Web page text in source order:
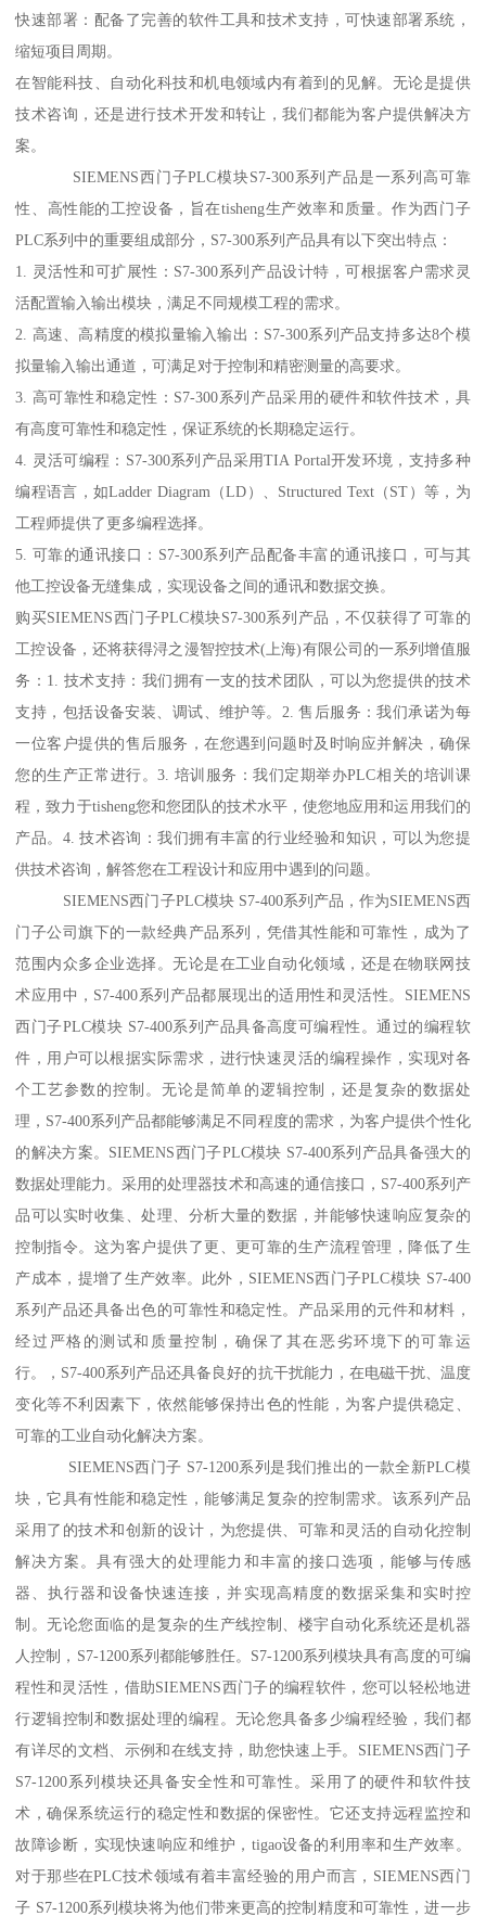
快速部署：配备了完善的软件工具和技术支持，可快速部署系统，
缩短项目周期。
在智能科技、自动化科技和机电领域内有着到的见解。无论是提供
技术咨询，还是进行技术开发和转让，我们都能为客户提供解决方
案。
SIEMENS西门子PLC模块S7-300系列产品是一系列高可靠
性、高性能的工控设备，旨在tisheng生产效率和质量。作为西门子
PLC系列中的重要组成部分，S7-300系列产品具有以下突出特点：
1. 灵活性和可扩展性：S7-300系列产品设计特，可根据客户需求灵
活配置输入输出模块，满足不同规模工程的需求。
2. 高速、高精度的模拟量输入输出：S7-300系列产品支持多达8个模
拟量输入输出通道，可满足对于控制和精密测量的高要求。
3. 高可靠性和稳定性：S7-300系列产品采用的硬件和软件技术，具
有高度可靠性和稳定性，保证系统的长期稳定运行。
4. 灵活可编程：S7-300系列产品采用TIA Portal开发环境，支持多种
编程语言，如Ladder Diagram（LD）、Structured Text（ST）等，为
工程师提供了更多编程选择。
5. 可靠的通讯接口：S7-300系列产品配备丰富的通讯接口，可与其
他工控设备无缝集成，实现设备之间的通讯和数据交换。
购买SIEMENS西门子PLC模块S7-300系列产品，不仅获得了可靠的
工控设备，还将获得浔之漫智控技术(上海)有限公司的一系列增值服
务：1. 技术支持：我们拥有一支的技术团队，可以为您提供的技术
支持，包括设备安装、调试、维护等。2. 售后服务：我们承诺为每
一位客户提供的售后服务，在您遇到问题时及时响应并解决，确保
您的生产正常进行。3. 培训服务：我们定期举办PLC相关的培训课
程，致力于tisheng您和您团队的技术水平，使您地应用和运用我们的
产品。4. 技术咨询：我们拥有丰富的行业经验和知识，可以为您提
供技术咨询，解答您在工程设计和应用中遇到的问题。
SIEMENS西门子PLC模块 S7-400系列产品，作为SIEMENS西
门子公司旗下的一款经典产品系列，凭借其性能和可靠性，成为了
范围内众多企业选择。无论是在工业自动化领域，还是在物联网技
术应用中，S7-400系列产品都展现出的适用性和灵活性。SIEMENS
西门子PLC模块 S7-400系列产品具备高度可编程性。通过的编程软
件，用户可以根据实际需求，进行快速灵活的编程操作，实现对各
个工艺参数的控制。无论是简单的逻辑控制，还是复杂的数据处
理，S7-400系列产品都能够满足不同程度的需求，为客户提供个性化
的解决方案。SIEMENS西门子PLC模块 S7-400系列产品具备强大的
数据处理能力。采用的处理器技术和高速的通信接口，S7-400系列产
品可以实时收集、处理、分析大量的数据，并能够快速响应复杂的
控制指令。这为客户提供了更、更可靠的生产流程管理，降低了生
产成本，提增了生产效率。此外，SIEMENS西门子PLC模块 S7-400
系列产品还具备出色的可靠性和稳定性。产品采用的元件和材料，
经过严格的测试和质量控制，确保了其在恶劣环境下的可靠运
行。，S7-400系列产品还具备良好的抗干扰能力，在电磁干扰、温度
变化等不利因素下，依然能够保持出色的性能，为客户提供稳定、
可靠的工业自动化解决方案。
SIEMENS西门子 S7-1200系列是我们推出的一款全新PLC模
块，它具有性能和稳定性，能够满足复杂的控制需求。该系列产品
采用了的技术和创新的设计，为您提供、可靠和灵活的自动化控制
解决方案。具有强大的处理能力和丰富的接口选项，能够与传感
器、执行器和设备快速连接，并实现高精度的数据采集和实时控
制。无论您面临的是复杂的生产线控制、楼宇自动化系统还是机器
人控制，S7-1200系列都能够胜任。S7-1200系列模块具有高度的可编
程性和灵活性，借助SIEMENS西门子的编程软件，您可以轻松地进
行逻辑控制和数据处理的编程。无论您具备多少编程经验，我们都
有详尽的文档、示例和在线支持，助您快速上手。SIEMENS西门子
S7-1200系列模块还具备安全性和可靠性。采用了的硬件和软件技
术，确保系统运行的稳定性和数据的保密性。它还支持远程监控和
故障诊断，实现快速响应和维护，tigao设备的利用率和生产效率。
对于那些在PLC技术领域有着丰富经验的用户而言，SIEMENS西门
子 S7-1200系列模块将为他们带来更高的控制精度和可靠性，进一步